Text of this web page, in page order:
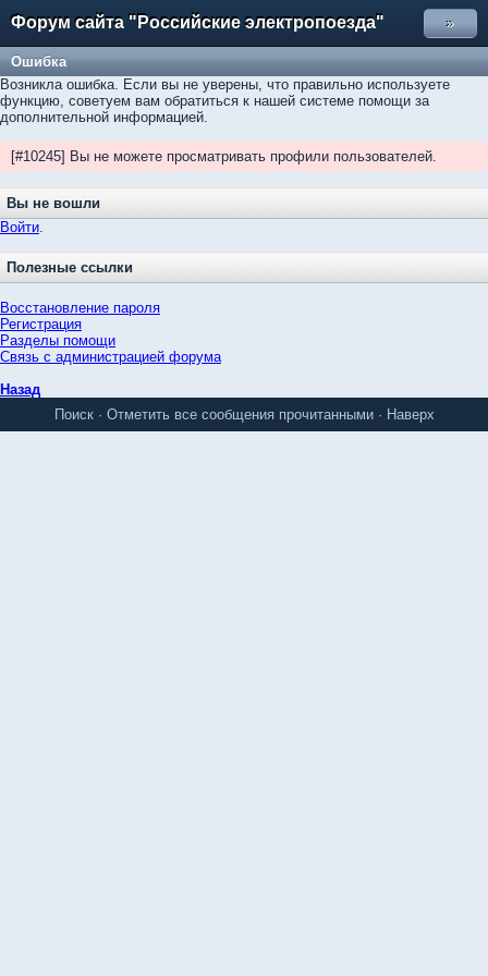
Форум сайта "Российские электропоезда" »
Ошибка
Возникла ошибка. Если вы не уверены, что правильно используете
функцию, советуем вам обратиться к нашей системе помощи за
дополнительной информацией.
[#10245] Вы не можете просматривать профили пользователей.
Вы не вошли
Войти.
Полезные ссылки
Восстановление пароля
Регистрация
Разделы помощи
Связь с администрацией форума
Назад
Поиск· Отметить все сообщения прочитанными· Наверх